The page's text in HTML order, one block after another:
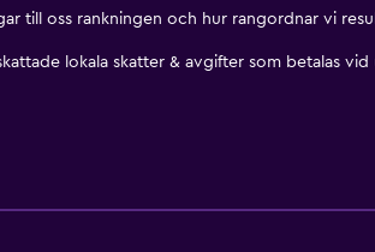
till oss rankningen och hur rangordnar vi
lokala skatter & avgifter som betalas